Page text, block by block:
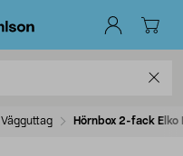
Vägguttag Hörnbox 2-fack Elko